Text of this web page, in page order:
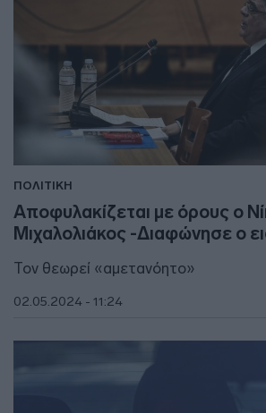
ΠΟΛΙΤΙΚΗ
Αποφυλακίζεται με όρους ο
Μιχαλολιάκος -Διαφώνησε ο
Τον θεωρεί «αμετανόητο»
02.05.2024 - 11:24